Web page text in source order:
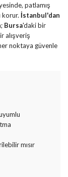
patlamış
korur. İstanbul'dan
Bursa'daki bir
alışveriş
noktaya güvenle
mısır